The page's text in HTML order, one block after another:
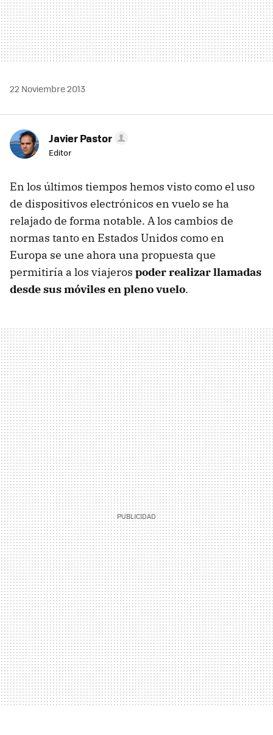
22 Noviembre 2013
Javier Pastor
Editor
En los últimos tiempos hemos visto como el uso
de dispositivos electrónicos en vuelo se ha
relajado de forma notable. A los cambios de
normas tanto en Estados Unidos como en
Europa se une ahora una propuesta que
permitiría a los viajeros poder realizar llamadas
desde sus móviles en pleno vuelo.